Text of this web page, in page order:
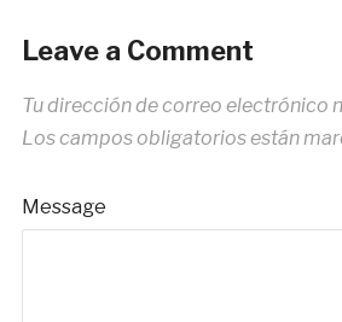
Leave a Comment
Tu dirección de correo electrónico
Los campos obligatorios están
Message